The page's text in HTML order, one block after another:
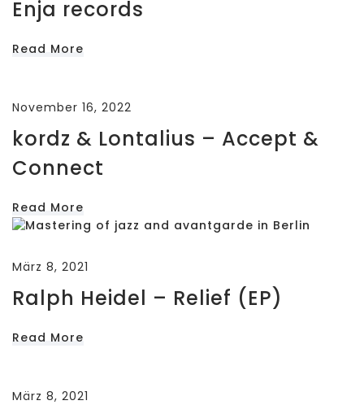
Enja records
Read More
November 16, 2022
kordz & Lontalius – Accept &
Connect
Read More
März 8, 2021
Ralph Heidel – Relief (EP)
Read More
März 8, 2021